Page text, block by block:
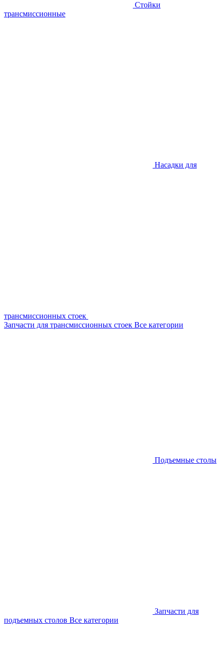
Стойки
трансмиссионные
Насадки для
трансмиссионных стоек
Запчасти для трансмиссионных стоек Все категории
Подъемные столы
Запчасти для
подъемных столов Все категории